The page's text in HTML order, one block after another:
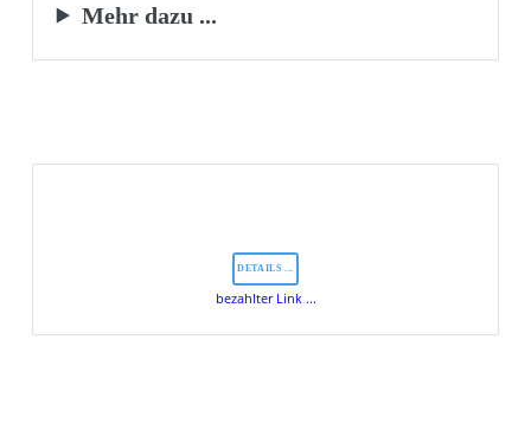
Mehr dazu ...
DETAILS ...
bezahlter Link ...